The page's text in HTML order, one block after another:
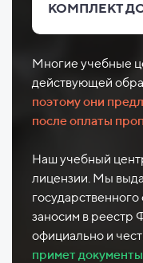
КОМПЛЕКТ
Многие учебные
действующей
поэтому они
после оплаты
Наш учебный
лицензии. Мы
заносим в
официально и
примет